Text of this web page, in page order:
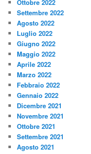
Ottobre 2022
Settembre 2022
Agosto 2022
Luglio 2022
Giugno 2022
Maggio 2022
Aprile 2022
Marzo 2022
Febbraio 2022
Gennaio 2022
Dicembre 2021
Novembre 2021
Ottobre 2021
Settembre 2021
Agosto 2021